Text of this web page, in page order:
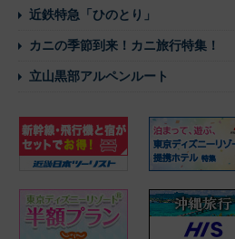
近鉄特急「ひのとり」
カニの季節到来！カニ旅行特集！
立山黒部アルペンルート